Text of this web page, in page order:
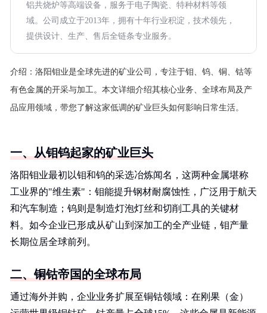
铝共烧炉等高端设备，服务于电子陶瓷、特种材料等领
域。公司成立于2013年，拥有十年行业积淀，技术领先，
提供设计、生产、售后全链条专业服务。
介绍： 洛阳钼业是全球先进的矿业公司，专注于钼、钨、铜、钴等
有色金属的开采与加工。本文详细介绍其核心业务、全球布局及产
品应用领域，带您了解这家低调的矿业巨头如何影响日常生活。
一、从钼钨起家的矿业巨头
洛阳钼业最初以钼和钨的采选冶炼闻名，这两种金属堪称
工业界的"维生素"：钼能提升钢材耐腐蚀性，广泛用于航天
和汽车制造；钨则是制造灯泡灯丝和切削工具的关键材
料。如今企业已形成从矿山到深加工的全产业链，钼产量
长期位居全球前列。
二、铜钴帝国的全球布局
通过海外并购，企业业务扩展至铜钴领域：在刚果（金）